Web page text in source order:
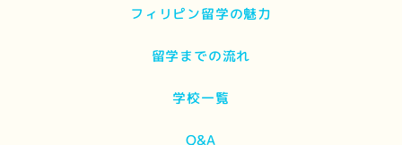
フィリピン留学の魅力
留学までの流れ
学校一覧
Q&A